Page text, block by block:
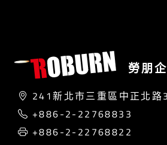
勞朋
241新北市三重區中正北路
+886-2-22768833
+886-2-22768822